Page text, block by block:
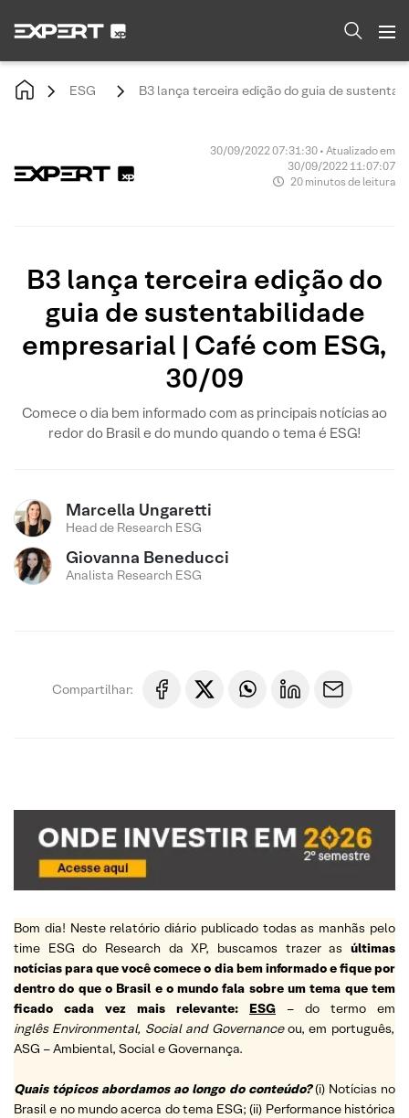
ESG B3 lança terceira edição do guia de
30/09/2022 07:31:30 • Atualizado em
30/09/2022 11:07:07
20 minutos de leitura
B3 lança terceira edição do
guia de sustentabilidade
empresarial | Café com ESG,
30/09
Comece o dia bem informado com as principais notícias ao
redor do Brasil e do mundo quando o tema é ESG!
Marcella Ungaretti
Head de Research ESG
Giovanna Beneducci
Analista Research ESG
Compartilhar:
Bom dia! Neste relatório diário publicado todas as manhãs pelo
time ESG do Research da XP, buscamos trazer as últimas
notícias para que você comece o dia bem informado e fique por
dentro do que o Brasil e o mundo fala sobre um tema que tem
ficado cada vez mais relevante:
ESG
– do termo em
inglês Environmental, Social and Governanceou, em português,
ASG – Ambiental, Social e Governança.
Quais tópicos abordamos ao longo do conteúdo? (i) Notícias no
Brasil e no mundo acerca do tema ESG; (ii) Performance histórica